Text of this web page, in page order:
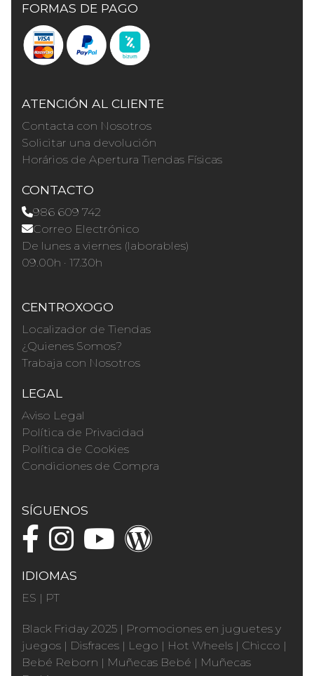
FORMAS DE PAGO
ATENCIÓN AL CLIENTE
Contacta con Nosotros
Solicitar una devolución
Horários de Apertura Tiendas Físicas
CONTACTO
986 609 742
Correo Electrónico
De lunes a viernes (laborables)
09.00h · 17.30h
CENTROXOGO
Localizador de Tiendas
¿Quienes Somos?
Trabaja con Nosotros
LEGAL
Aviso Legal
Política de Privacidad
Política de Cookies
Condiciones de Compra
SÍGUENOS
IDIOMAS
ES | PT
Black Friday 2025 | Promociones en juguetes y
juegos | Disfraces | Lego | Hot Wheels | Chicco |
Bebé Reborn | Muñecas Bebé | Muñecas